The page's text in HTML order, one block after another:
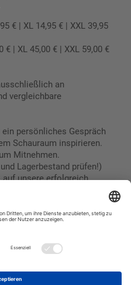
€ | XL 14,95 € | XXL 39,95
€ | XL 45,00 € | XXL 59,00 €
an
vergleichbare
persönliches Gespräch
Schauraum inspirieren.
Mitnehmen.
Lagerbestand prüfen!)
auf unsere erfolgreich
SEPA Lastschrift
Kreditkarte
Rechnungskauf